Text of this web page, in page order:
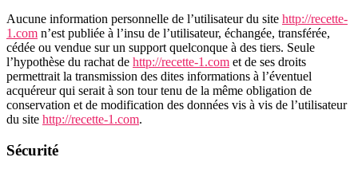
Aucune information personnelle de l’utilisateur du site http://recette-
1.com n’est publiée à l’insu de l’utilisateur, échangée, transférée,
cédée ou vendue sur un support quelconque à des tiers. Seule
l’hypothèse du rachat de http://recette-1.com et de ses droits
permettrait la transmission des dites informations à l’éventuel
acquéreur qui serait à son tour tenu de la même obligation de
conservation et de modification des données vis à vis de l’utilisateur
du site http://recette-1.com.
Sécurité